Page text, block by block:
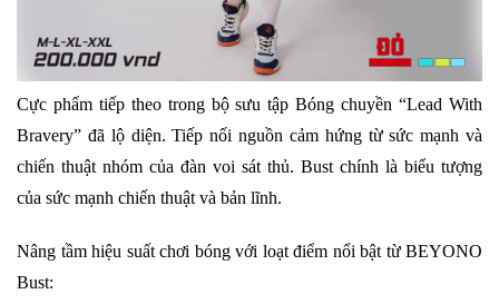
Cực phẩm tiếp theo trong bộ sưu tập Bóng chuyền “Lead With
Bravery” đã lộ diện. Tiếp nối nguồn cảm hứng từ sức mạnh và
chiến thuật nhóm của đàn voi sát thủ. Bust chính là biểu tượng
của sức mạnh chiến thuật và bản lĩnh.
Nâng tầm hiệu suất chơi bóng với loạt điểm nổi bật từ BEYONO
Bust: